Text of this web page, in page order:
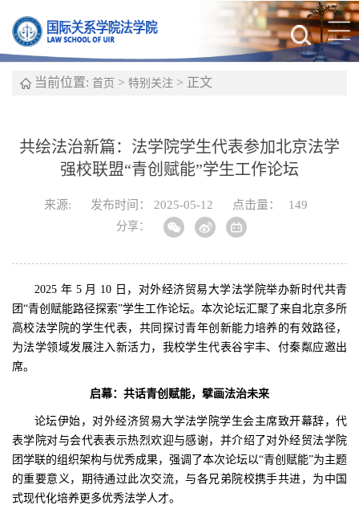
当前位置: 首页 > 特别关注 > 正文
共绘法治新篇：法学院学生代表参加北京法学
强校联盟“青创赋能”学生工作论坛
来源: 发布时间： 2025-05-12 点击量： 149
分享：
2025 年 5 月 10 日，对外经济贸易大学法学院举办新时代共青
团“青创赋能路径探索”学生工作论坛。本次论坛汇聚了来自北京多所
高校法学院的学生代表，共同探讨青年创新能力培养的有效路径，
为法学领域发展注入新活力，我校学生代表谷宇丰、付秦粼应邀出
席。
启幕：共话青创赋能，擘画法治未来
论坛伊始，对外经济贸易大学法学院学生会主席致开幕辞，代
表学院对与会代表表示热烈欢迎与感谢，并介绍了对外经贸法学院
团学联的组织架构与优秀成果，强调了本次论坛以“青创赋能”为主题
的重要意义，期待通过此次交流，与各兄弟院校携手共进，为中国
式现代化培养更多优秀法学人才。